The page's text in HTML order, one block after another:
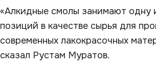
«Алкидные смолы занимают
позиций в качестве сырья для
современных лакокрасочных
сказал Рустам Муратов.